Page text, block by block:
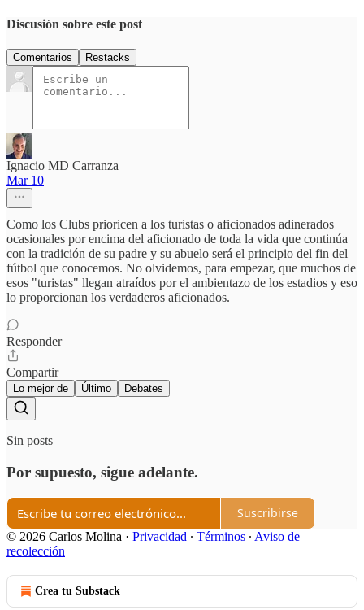
Discusión sobre este post
Comentarios Restacks
Ignacio MD Carranza
Mar 10
Como los Clubs prioricen a los turistas o aficionados adinerados
ocasionales por encima del aficionado de toda la vida que continúa
con la tradición de su padre y su abuelo será el principio del fin del
fútbol que conocemos. No olvidemos, para empezar, que muchos de
esos "turistas" llegan atraídos por el ambientazo de los estadios y eso
lo proporcionan los verdaderos aficionados.
Responder
Compartir
Lo mejor de Último Debates
Sin posts
Por supuesto, sigue adelante.
Suscribirse
© 2026 Carlos Molina · Privacidad ∙ Términos ∙ Aviso de
recolección
Crea tu Substack